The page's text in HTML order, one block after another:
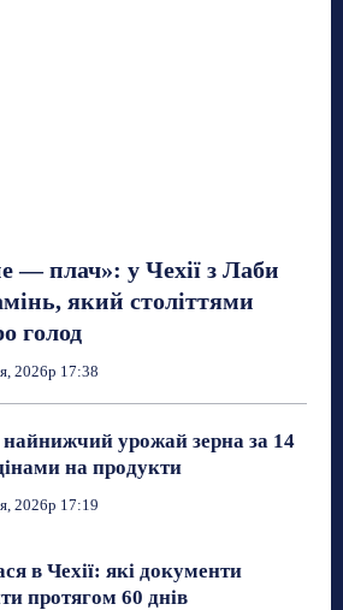
— плач»: у Чехії з Лаби
який століттями
голод
2026р 17:38
найнижчий урожай зерна за 14
на продукти
2026р 17:19
в Чехії: які документи
протягом 60 днів